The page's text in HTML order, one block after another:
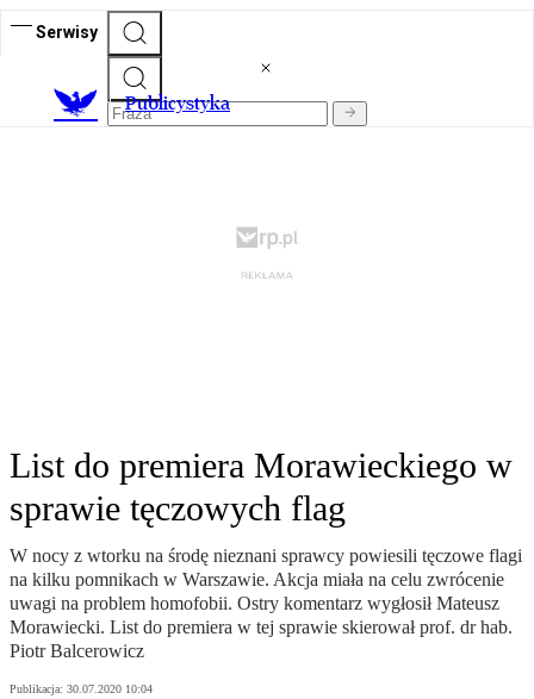
Serwisy
Publicystyka
List do premiera Morawieckiego w
sprawie tęczowych flag
W nocy z wtorku na środę nieznani sprawcy powiesili tęczowe flagi
na kilku pomnikach w Warszawie. Akcja miała na celu zwrócenie
uwagi na problem homofobii. Ostry komentarz wygłosił Mateusz
Morawiecki. List do premiera w tej sprawie skierował prof. dr hab.
Piotr Balcerowicz
Publikacja: 30.07.2020 10:04